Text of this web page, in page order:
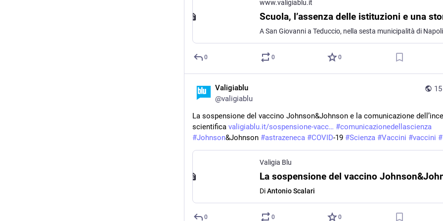
www.valigiablu.it
0 0 0
Valigiablu
@valigiablu
La sospensione del vaccino Johnson&Johnson e la comunicazione
scientifica valigiablu.it/sospensione-vacc #comunicazionedellascienza
#Johnson&Johnson #astrazeneca #COVID-19 #Scienza #Vaccini #vaccini #
Valigia Blu
DiAntonio Scalari
0 0 0